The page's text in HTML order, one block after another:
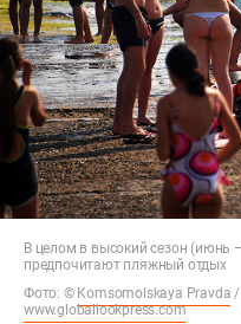
В целом в высокий сезон (июнь
предпочитают пляжный отдых
Фото: © Komsomolskaya Pravda /
www.globallookpress.com